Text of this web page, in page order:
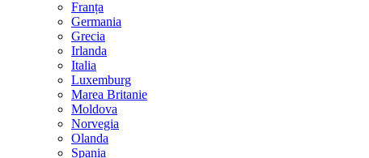
Franța
Germania
Grecia
Irlanda
Italia
Luxemburg
Marea Britanie
Moldova
Norvegia
Olanda
Spania